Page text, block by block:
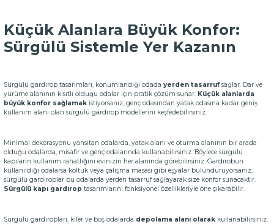
Küçük Alanlara Büyük Konfor:
Sürgülü Sistemle Yer Kazanın
Sürgülü gardırop tasarımları, konumlandığı odada yerden tasarrufsağlar. Dar ve
yürüme alanının kısıtlı olduğu odalar için pratik çözüm sunar. Küçük alanlarda
büyük konfor sağlamak istiyorsanız, genç odasından yatak odasına kadar geniş
kullanım alanı olan sürgülü gardırop modellerini keşfedebilirsiniz.
Minimal dekorasyonu yansıtan odalarda, yatak alanı ve oturma alanının bir arada
olduğu odalarda, misafir ve genç odalarında kullanabilirsiniz. Böylece sürgülü
kapıların kullanım rahatlığını evinizin her alanında görebilirsiniz. Gardırobun
kullanıldığı odalarsa koltuk veya çalışma masası gibi eşyalar bulunduruyorsanız,
sürgülü gardıroplar bu odalarda yerden tasarruf sağlayarak size konfor sunacaktır.
Sürgülü kapı gardırop tasarımlarını fonksiyonel özellikleriyle öne çıkarabilir.
Sürgülü gardıropları, kiler ve boş odalarda depolama alanı olarak kullanabilirsiniz.